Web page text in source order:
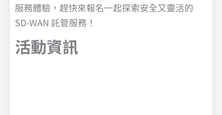
服務體驗，趕快來報名一起探索安全又靈活的
SD-WAN 託管服務！
活動資訊